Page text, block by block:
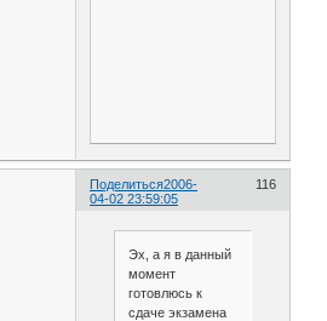
Поделиться 116
2006-
04-02 23:59:05
Эх, а я в данный
момент
готовлюсь к
сдаче экзамена